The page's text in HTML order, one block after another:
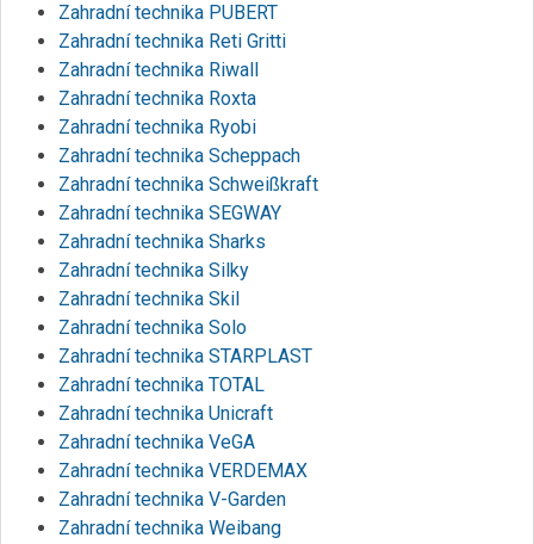
Zahradní technika PUBERT
Zahradní technika Reti Gritti
Zahradní technika Riwall
Zahradní technika Roxta
Zahradní technika Ryobi
Zahradní technika Scheppach
Zahradní technika Schweißkraft
Zahradní technika SEGWAY
Zahradní technika Sharks
Zahradní technika Silky
Zahradní technika Skil
Zahradní technika Solo
Zahradní technika STARPLAST
Zahradní technika TOTAL
Zahradní technika Unicraft
Zahradní technika VeGA
Zahradní technika VERDEMAX
Zahradní technika V-Garden
Zahradní technika Weibang